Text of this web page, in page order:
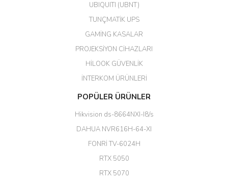
Her şey için teşekkür ederim çok
Erdal Cingöz | 07/02/2026
Başarılı. Bu vasıfta bir ürünü bu
kadar uygun fiyata bulabilmek
büyük şans. Güvenliticaret
(HIKVISION DS-3E0326P-E/M(B)
UBIQUITI (UBNT)
TUNÇMATİK UPS
GAMİNG KASALAR
PROJEKSİYON CİHAZLARI
HİLOOK GÜVENLİK
İNTERKOM ÜRÜNLERİ
POPÜLER ÜRÜNLER
Hikvision ds-8664NXI-I8/s
DAHUA NVR616H-64-XI
FONRİ TV-6024H
RTX 5050
RTX 5070